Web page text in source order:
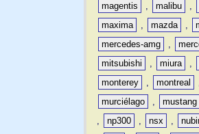
magentis
, malibu ,
maxima
, mazda ,
mercedes-amg
,
mitsubishi
, miura ,
monterey
, montreal
murciélago
, mustang
,
np300 , nsx ,